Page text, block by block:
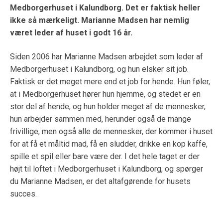
Medborgerhuset i Kalundborg. Det er faktisk heller
ikke så mærkeligt. Marianne Madsen har nemlig
været leder af huset i godt 16 år.
Siden 2006 har Marianne Madsen arbejdet som leder af
Medborgerhuset i Kalundborg, og hun elsker sit job.
Faktisk er det meget mere end et job for hende. Hun føler,
at i Medborgerhuset hører hun hjemme, og stedet er en
stor del af hende, og hun holder meget af de mennesker,
hun arbejder sammen med, herunder også de mange
frivillige, men også alle de mennesker, der kommer i huset
for at få et måltid mad, få en sludder, drikke en kop kaffe,
spille et spil eller bare være der. I det hele taget er der
højt til loftet i Medborgerhuset i Kalundborg, og spørger
du Marianne Madsen, er det altafgørende for husets
succes.